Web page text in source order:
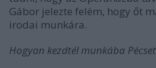
Gábor jelezte felém, hogy őt
irodai munkára.
Hogyan kezdtél munkába